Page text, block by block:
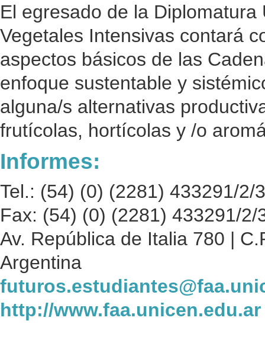
El egresado de la
Vegetales Intensivas contará
aspectos básicos de las
enfoque sustentable y
alguna/s alternativas
frutícolas, hortícolas y /o
Informes:
Tel.: (54) (0) (2281) 433291/2/3
Fax: (54) (0) (2281) 433291/2/
Av. República de Italia 780 |
Argentina
http://www.faa.unicen.edu.ar